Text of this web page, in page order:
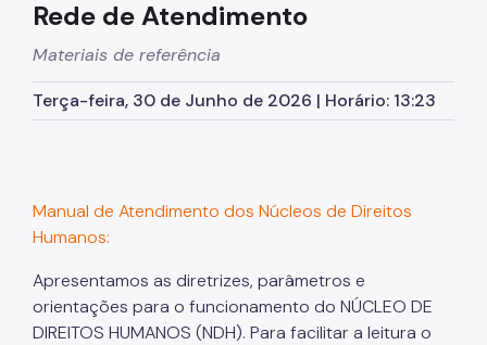
Rede de Atendimento
Materiais de referência
Terça-feira, 30 de Junho de 2026 | Horário: 13:23
Manual de Atendimento dos Núcleos de Direitos
Humanos:
Apresentamos as diretrizes, parâmetros e
orientações para o funcionamento do NÚCLEO DE
DIREITOS HUMANOS (NDH). Para facilitar a leitura o